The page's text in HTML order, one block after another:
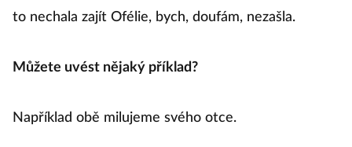
to nechala zajít Ofélie, bych, doufám, nezašla.
Můžete uvést nějaký příklad?
Například obě milujeme svého otce.